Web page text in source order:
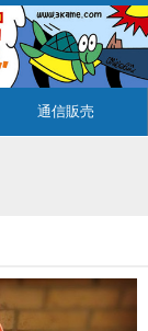
通信販売